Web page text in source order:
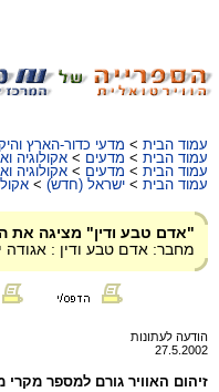
עמוד הבית > מדעי כדור-הארץ
עמוד הבית > מדעים > אקולוגיה
עמוד הבית > מדעים > אקולוגיה
עמוד הבית > ישראל (חדש) >
"אדם טבע ודין" מציגה את
מחבר: אדם טבע ודין : אגודה
הודעה לעתונות
27.5.2002
זיהום האוויר גורם למספר מקרי מוות כפול